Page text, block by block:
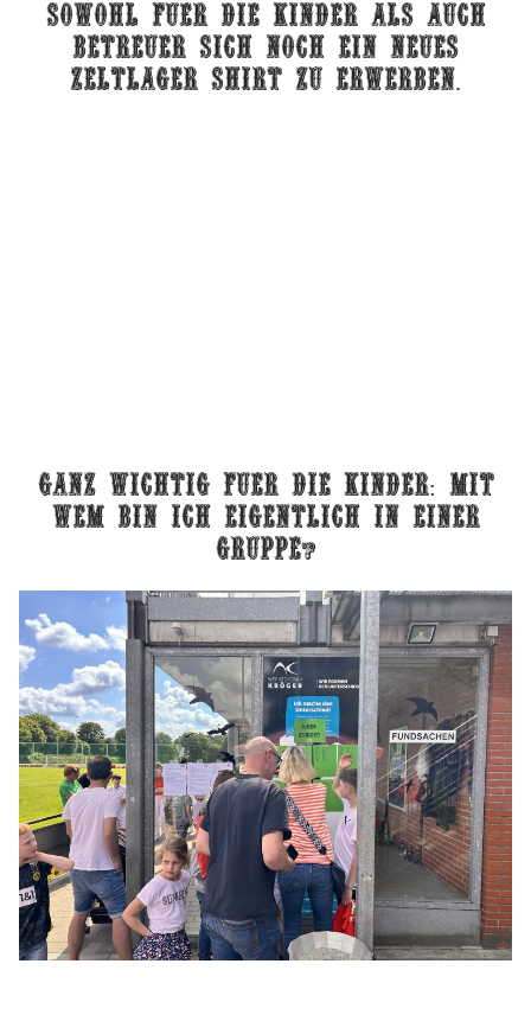
sowohl fuer die kinder als auch
betreuer sich noch ein neues
zeltlager Shirt zu erwerben.
Ganz wichtig fuer die kinder: mit
wem bin ich eigentlich in einer
gruppe?